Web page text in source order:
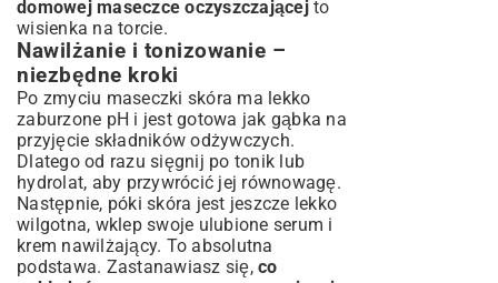
domowej maseczce oczyszczającejto
wisienka na torcie.
Nawilżanie i tonizowanie –
niezbędne kroki
Po zmyciu maseczki skóra ma lekko
zaburzone pH i jest gotowa jak gąbka na
przyjęcie składników odżywczych.
Dlatego od razu sięgnij po tonik lub
hydrolat, aby przywrócić jej równowagę.
Następnie, póki skóra jest jeszcze lekko
wilgotna, wklep swoje ulubione serum i
krem nawilżający. To absolutna
podstawa. Zastanawiasz się, co